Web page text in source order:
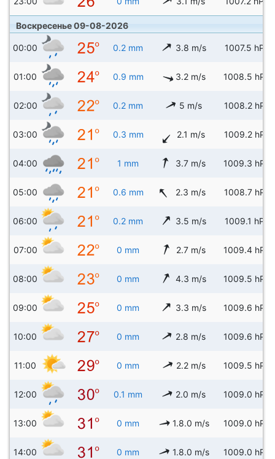
Воскресенье 09-08-2026
00:00 0.2 mm 3.8 m/s 1007.5 hPa
01:00 0.9 mm 3.2 m/s 1008.5 hPa
02:00 0.2 mm 5 m/s 1008.2 hPa
03:00 0.3 mm 2.1 m/s 1009.2 hPa
04:00 1 mm 3.7 m/s 1009.3 hPa
05:00 0.6 mm 2.3 m/s 1008.7 hPa
06:00 0.2 mm 3.5 m/s 1009.1 hPa
07:00 0 mm 2.7 m/s 1009.4 hPa
08:00 0 mm 4.3 m/s 1009.5 hPa
09:00 0 mm 3.3 m/s 1009.6 hPa
10:00 0 mm 2.8 m/s 1009.6 hPa
11:00 0 mm 2.2 m/s 1009.5 hPa
12:00 0.1 mm 2.0 m/s 1009.0 hPa
13:00 0 mm 1.8.0 m/s 1009.0 hPa
14:00 0 mm 1.8.0 m/s 1009.0 hPa